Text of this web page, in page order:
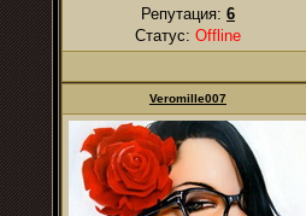
Репутация: 6
Статус: Offline
Veromille007